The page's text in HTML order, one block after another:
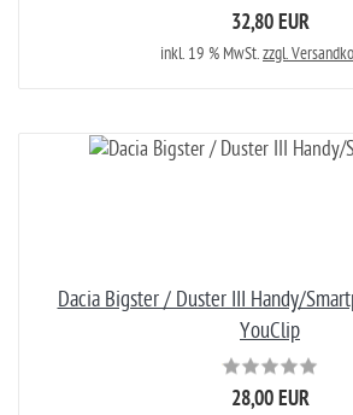
32,80 EUR
inkl. 19 % MwSt.zzgl.
Dacia Bigster / Duster III Handy/
YouClip
28,00 EUR